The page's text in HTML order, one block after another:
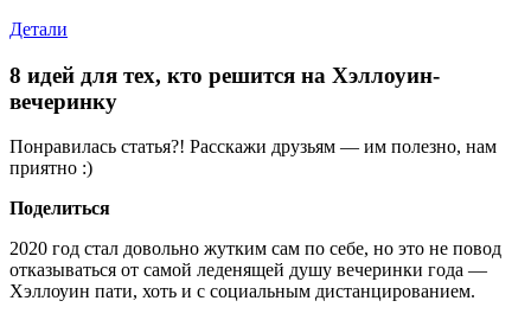
Детали
8 идей для тех, кто решится на Хэллоуин-
вечеринку
Понравилась статья?! Расскажи друзьям — им полезно, нам
приятно :)
Поделиться
2020 год стал довольно жутким сам по себе, но это не повод
отказываться от самой леденящей душу вечеринки года —
Хэллоуин пати, хоть и с социальным дистанцированием.